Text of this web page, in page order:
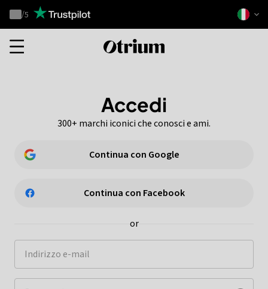
Otrium
Trustpilot
/5
Otrium
Accedi
300+ marchi iconici che conosci e ami.
Continua con Google
Continua con Facebook
or